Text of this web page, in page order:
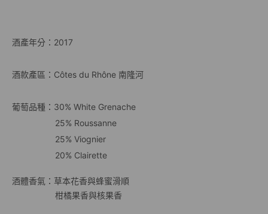
酒產年分：2017
酒款產區：Côtes du Rhône 南隆河
葡萄品種：30% White Grenache
25% Roussanne
25% Viognier
20% Clairette
酒體香氣：草本花香與蜂蜜滑順
柑橘果香與核果香